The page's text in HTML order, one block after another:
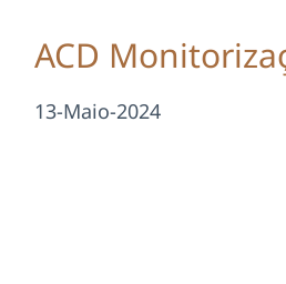
ACD
13-Maio-2024